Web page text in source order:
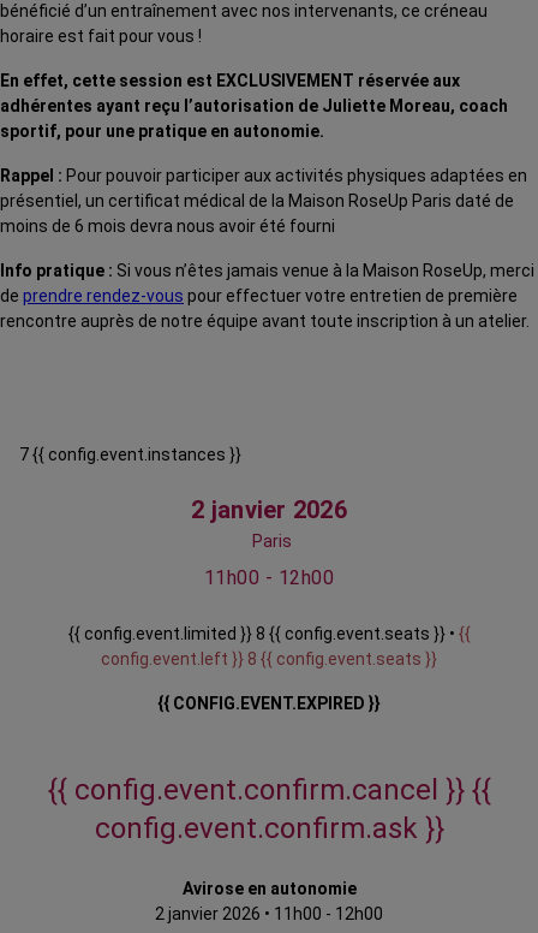
bénéficié d’un entraînement avec nos intervenants, ce créneau
horaire est fait pour vous !
En effet, cette session est EXCLUSIVEMENT réservée aux
adhérentes ayant reçu l’autorisation de Juliette Moreau, coach
sportif, pour une pratique en autonomie.
Rappel : Pour pouvoir participer aux activités physiques adaptées en
présentiel, un certificat médical de la Maison RoseUp Paris daté de
moins de 6 mois devra nous avoir été fourni
Info pratique : Si vous n’êtes jamais venue à la Maison RoseUp, merci
de prendre rendez-vous pour effectuer votre entretien de première
rencontre auprès de notre équipe avant toute inscription à un atelier.
7 {{ config.event.instances }}
2 janvier 2026
Paris
11h00 - 12h00
{{ config.event.limited }} 8 {{ config.event.seats }} • {{
config.event.left }} 8 {{ config.event.seats }}
{{ CONFIG.EVENT.EXPIRED }}
{{ config.event.confirm.cancel }} {{
config.event.confirm.ask }}
Avirose en autonomie
2 janvier 2026 • 11h00 - 12h00